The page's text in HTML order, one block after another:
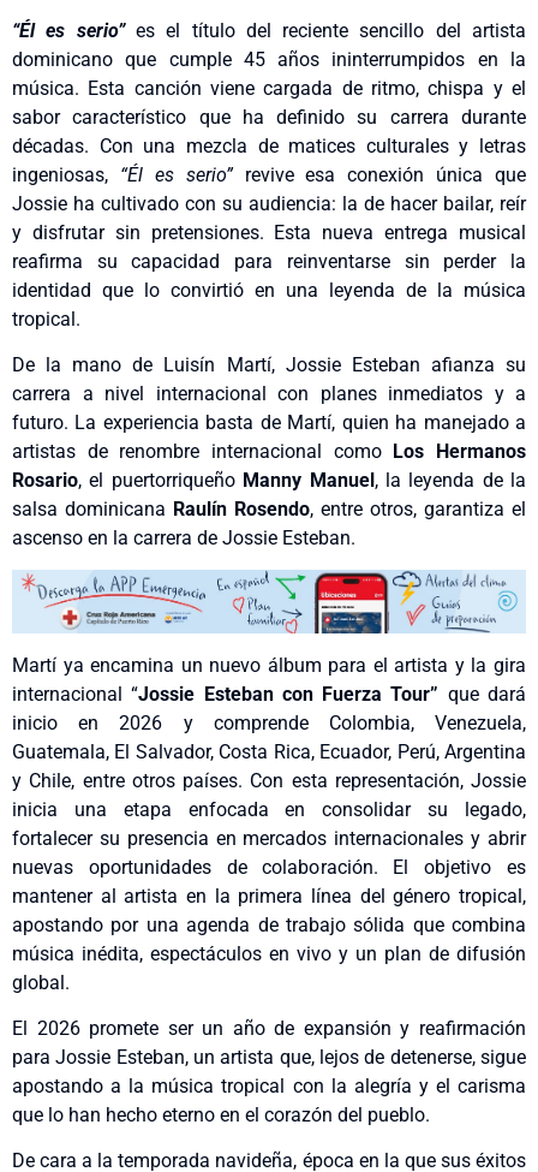
“Él es serio” es el título del reciente sencillo del artista
dominicano que cumple 45 años ininterrumpidos en la
música. Esta canción viene cargada de ritmo, chispa y el
sabor característico que ha definido su carrera durante
décadas. Con una mezcla de matices culturales y letras
ingeniosas, “Él es serio”revive esa conexión única que
Jossie ha cultivado con su audiencia: la de hacer bailar, reír
y disfrutar sin pretensiones. Esta nueva entrega musical
reafirma su capacidad para reinventarse sin perder la
identidad que lo convirtió en una leyenda de la música
tropical.
De la mano de Luisín Martí, Jossie Esteban afianza su
carrera a nivel internacional con planes inmediatos y a
futuro. La experiencia basta de Martí, quien ha manejado a
artistas de renombre internacional como Los Hermanos
Rosario, el puertorriqueño Manny Manuel, la leyenda de la
salsa dominicana Raulín Rosendo, entre otros, garantiza el
ascenso en la carrera de Jossie Esteban.
Martí ya encamina un nuevo álbum para el artista y la gira
internacional “Jossie Esteban con Fuerza Tour” que dará
inicio en 2026 y comprende Colombia, Venezuela,
Guatemala, El Salvador, Costa Rica, Ecuador, Perú, Argentina
y Chile, entre otros países. Con esta representación, Jossie
inicia una etapa enfocada en consolidar su legado,
fortalecer su presencia en mercados internacionales y abrir
nuevas oportunidades de colaboración. El objetivo es
mantener al artista en la primera línea del género tropical,
apostando por una agenda de trabajo sólida que combina
música inédita, espectáculos en vivo y un plan de difusión
global.
El 2026 promete ser un año de expansión y reafirmación
para Jossie Esteban, un artista que, lejos de detenerse, sigue
apostando a la música tropical con la alegría y el carisma
que lo han hecho eterno en el corazón del pueblo.
De cara a la temporada navideña, época en la que sus éxitos